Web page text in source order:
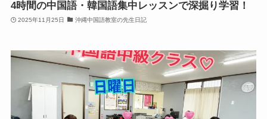
4時間の中国語・韓国語集中レッスンで深掘り学習！
2025年11月25日 沖縄中国語教室の先生日記